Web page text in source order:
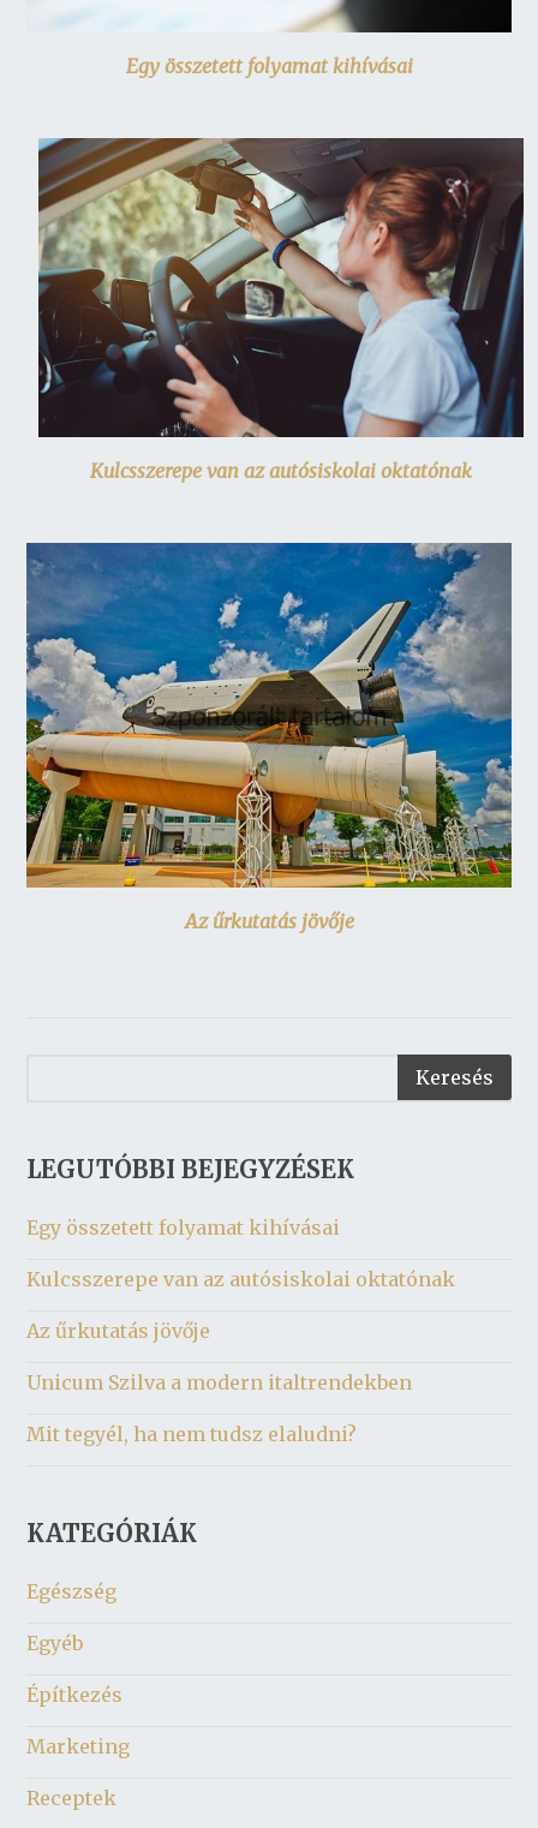
Egy összetett folyamat kihívásai
Kulcsszerepe van az autósiskolai oktatónak
Az űrkutatás jövője
LEGUTÓBBI BEJEGYZÉSEK
Egy összetett folyamat kihívásai
Kulcsszerepe van az autósiskolai oktatónak
Az űrkutatás jövője
Unicum Szilva a modern italtrendekben
Mit tegyél, ha nem tudsz elaludni?
KATEGÓRIÁK
Egészség
Egyéb
Építkezés
Marketing
Receptek